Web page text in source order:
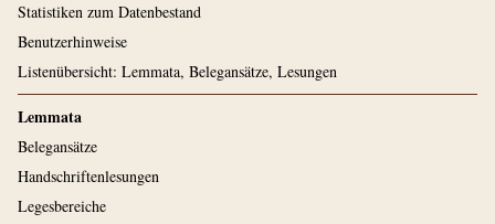
Statistiken zum Datenbestand
Benutzerhinweise
Listenübersicht: Lemmata, Belegansätze, Lesungen
Lemmata
Belegansätze
Handschriftenlesungen
Legesbereiche